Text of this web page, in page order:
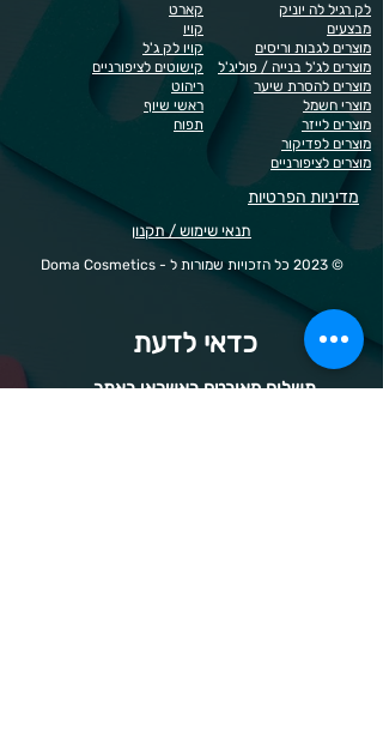
קארט
קויו
קויו לק ג'ל
קישוטים לציפורניים
ריהוט
ראשי שיוף
תפוח
לק רגיל לה יוניק
מבצעים
מוצרים לגבות וריסים
מוצרים לג'ל בנייה / פוליג'ל
מוצרים להסרת שיער
מוצרי חשמל
מוצרים לייזר
מוצרים לפדיקור
מוצרים לציפורניים
מדיניות הפרטיות
תנאי שימוש / תקנון
© 2023 כל הזכויות שמורות ל - Doma Cosmetics
כדאי לדעת
תשלום מאובטח באשראי באתר